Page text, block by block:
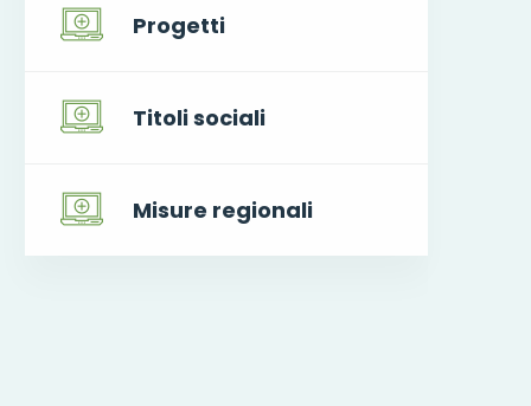
Progetti
Titoli sociali
Misure regionali